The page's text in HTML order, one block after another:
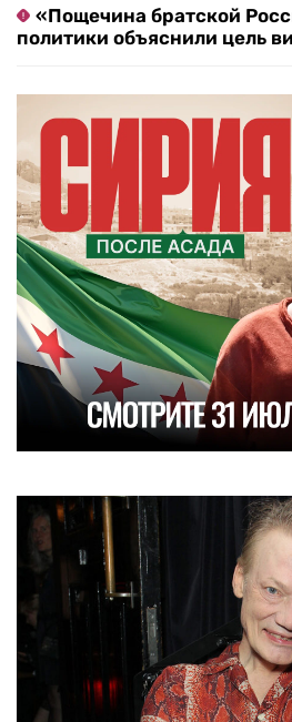
«Пощечина братской
политики объяснили цель